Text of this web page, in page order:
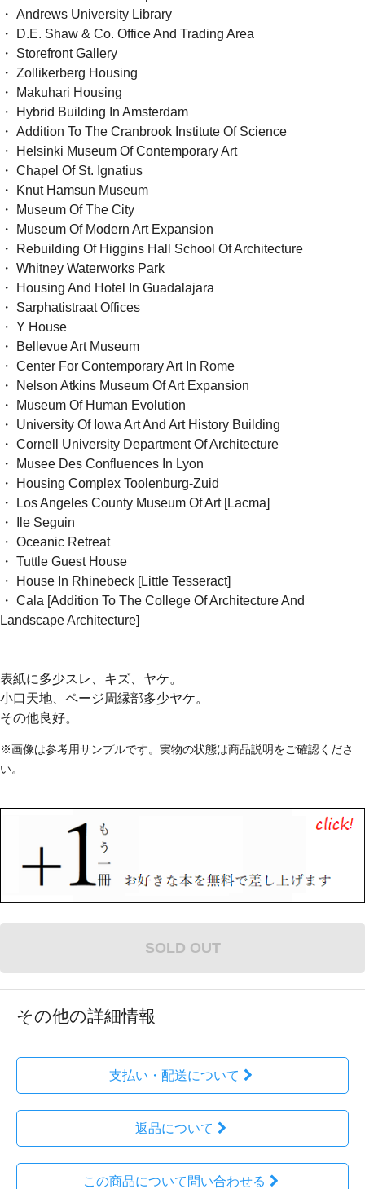
・ Andrews University Library
・ D.E. Shaw & Co. Office And Trading Area
・ Storefront Gallery
・ Zollikerberg Housing
・ Makuhari Housing
・ Hybrid Building In Amsterdam
・ Addition To The Cranbrook Institute Of Science
・ Helsinki Museum Of Contemporary Art
・ Chapel Of St. Ignatius
・ Knut Hamsun Museum
・ Museum Of The City
・ Museum Of Modern Art Expansion
・ Rebuilding Of Higgins Hall School Of Architecture
・ Whitney Waterworks Park
・ Housing And Hotel In Guadalajara
・ Sarphatistraat Offices
・ Y House
・ Bellevue Art Museum
・ Center For Contemporary Art In Rome
・ Nelson Atkins Museum Of Art Expansion
・ Museum Of Human Evolution
・ University Of Iowa Art And Art History Building
・ Cornell University Department Of Architecture
・ Musee Des Confluences In Lyon
・ Housing Complex Toolenburg-Zuid
・ Los Angeles County Museum Of Art [Lacma]
・ Ile Seguin
・ Oceanic Retreat
・ Tuttle Guest House
・ House In Rhinebeck [Little Tesseract]
・ Cala [Addition To The College Of Architecture And
Landscape Architecture]
表紙に多少スレ、キズ、ヤケ。
小口天地、ページ周縁部多少ヤケ。
その他良好。
※画像は参考用サンプルです。実物の状態は商品説明をご確認くださ
い。
SOLD OUT
その他の詳細情報
支払い・配送について
返品について
この商品について問い合わせる